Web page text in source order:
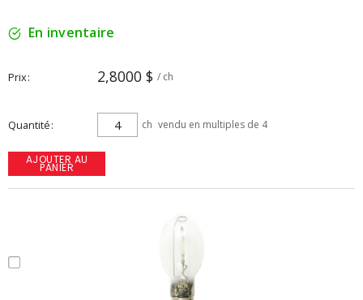
En inventaire
Prix 2,8000 $ / ch
Quantité ch vendu en multiples de 4
AJOUTER AU
PANIER